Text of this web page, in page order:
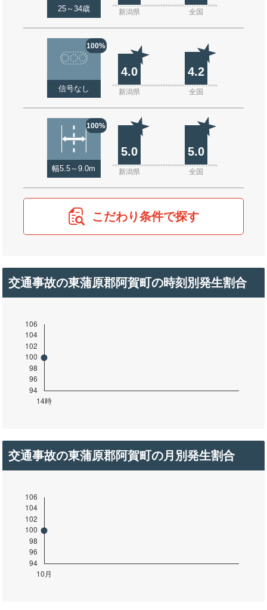
25～34歳 新潟県 全国
100%
信号なし
4.0 4.2
新潟県 全国
100%
幅5.5～9.0m
5.0 5.0
新潟県 全国
こだわり条件で探す
交通事故の東蒲原郡阿賀町の時刻別発生割合
交通事故の東蒲原郡阿賀町の月別発生割合